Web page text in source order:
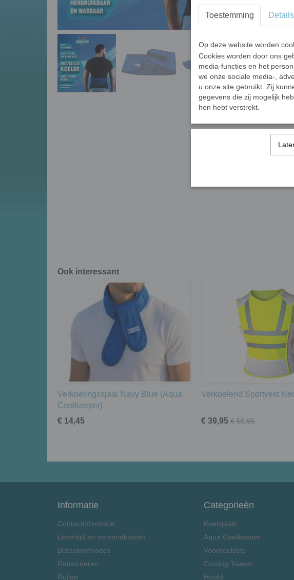
Ook interessant
Verkoelingssjaal Navy Blue (Aqua
Coolkeeper)
€ 14,45
Verkoelend Sportvest
€ 39,95 € 50,95
Informatie
Contactinformatie
Levertijd en verzendkosten
Betaalmethodes
Retourneren
Ruilen
Categorieën
Koelsjaals
Aqua Coolkeeper
Voordeelsets
Cooling Towels
Hoofd
Toestemming Details
Op deze website worden
Cookies worden door ons
media-functies en het
we onze sociale media-,
u onze site gebruikt. Zij
gegevens die zij mogelijk
hen hebt verstrekt.